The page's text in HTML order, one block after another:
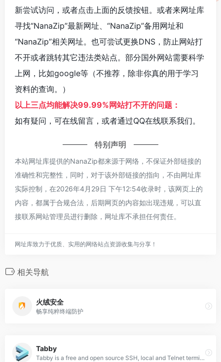
新尝试访问，或者点击上面的反馈按钮。或者来网址库
寻找“NanaZip”最新网址、“NanaZip”备用网址和
“NanaZip”相关网址。也可尝试更换DNS，防止网站打
不开或者跳转其它违法类站点。部分国外网站需要科学
上网，比如google等（不推荐，除非你真的用于学习
资料的查询。）
以上三点均能解决99.99%网站打不开的问题：
如有疑问，可在线留言，或者通过QQ在线联系我们。
特别声明
本站网址库提供的NanaZip都来源于网络，不保证外部链接的
准确性和完整性，同时，对于该外部链接的指向，不由网址库
实际控制，在2026年4月29日 下午12:54收录时，该网页上的
内容，都属于合规合法，后期网页的内容如出现违规，可以直
接联系网站管理员进行删除，网址库不承担任何责任。
网址库致力于优质、实用的网络站点资源收集与分享！
相关导航
火绒安全
畅享纯粹终端防护
Tabby
Tabby is a free and open source SSH, local and Telnet terminal with everything you'll ever need.